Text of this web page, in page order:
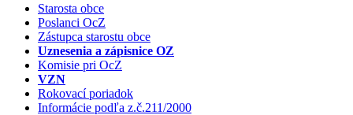
Starosta obce
Poslanci OcZ
Zástupca starostu obce
Uznesenia a zápisnice OZ
Komisie pri OcZ
VZN
Rokovací poriadok
Informácie podľa z.č.211/2000